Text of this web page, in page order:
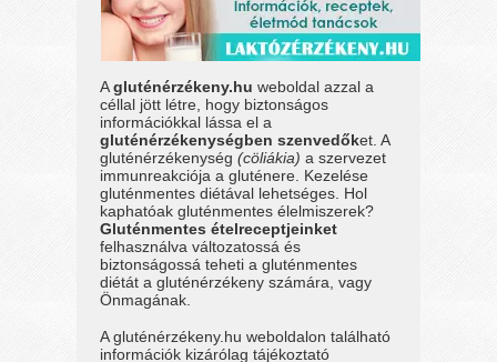
Agluténérzékeny.hu weboldal azzal a
céllal jött létre, hogy biztonságos
információkkal lássa el a
gluténérzékenységben szenvedőket. A
gluténérzékenység(cöliákia) a szervezet
immunreakciója a gluténere. Kezelése
gluténmentes diétával lehetséges. Hol
kaphatóak gluténmentes élelmiszerek?
Gluténmentes ételreceptjeinket
felhasználva változatossá és
biztonságossá teheti a gluténmentes
diétát a gluténérzékeny számára, vagy
Önmagának.
A gluténérzékeny.hu weboldalon található
információk kizárólag tájékoztató